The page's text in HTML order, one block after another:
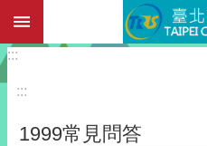
跳到主要內容區塊
:::
:::
1999常見問答